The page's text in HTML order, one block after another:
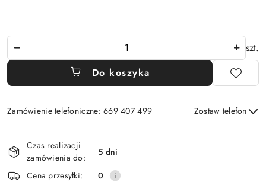
szt.
Do koszyka
Zamówienie telefoniczne: 669 407 499 Zostaw telefon
i
dostawa
Czas realizacji
zamówienia do:
5 dni
Cena przesyłki:
0